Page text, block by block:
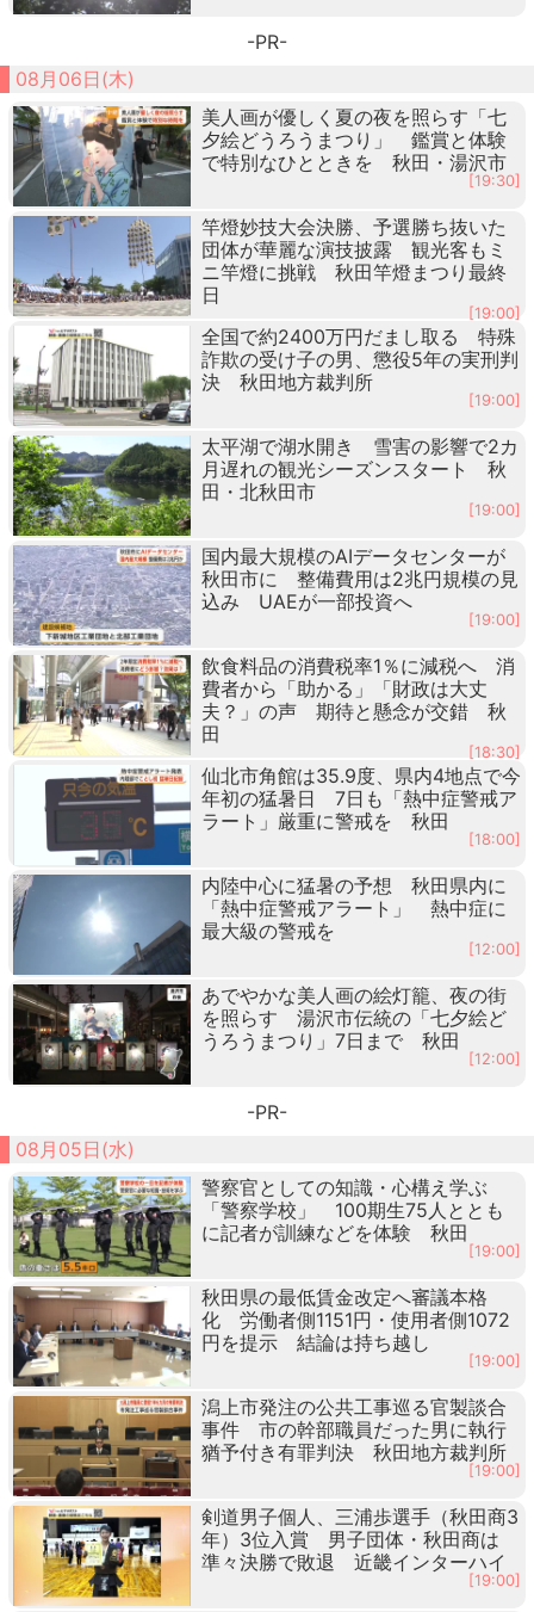
-PR-
08月06日(木)
美人画が優しく夏の夜を照らす「七
夕絵どうろうまつり」 鑑賞と体験
で特別なひとときを 秋田・湯沢市
[19:30]
竿燈妙技大会決勝、予選勝ち抜いた
団体が華麗な演技披露 観光客もミ
ニ竿燈に挑戦 秋田竿燈まつり最終
日
[19:00]
全国で約2400万円だまし取る 特殊
詐欺の受け子の男、懲役5年の実刑判
決 秋田地方裁判所
[19:00]
太平湖で湖水開き 雪害の影響で2カ
月遅れの観光シーズンスタート 秋
田・北秋田市
[19:00]
国内最大規模のAIデータセンターが
秋田市に 整備費用は2兆円規模の見
込み UAEが一部投資へ
[19:00]
飲食料品の消費税率1％に減税へ 消
費者から「助かる」「財政は大丈
夫？」の声 期待と懸念が交錯 秋
田
[18:30]
仙北市角館は35.9度、県内4地点で今
年初の猛暑日 7日も「熱中症警戒ア
ラート」厳重に警戒を 秋田
[18:00]
内陸中心に猛暑の予想 秋田県内に
「熱中症警戒アラート」 熱中症に
最大級の警戒を
[12:00]
あでやかな美人画の絵灯籠、夜の街
を照らす 湯沢市伝統の「七夕絵ど
うろうまつり」7日まで 秋田
[12:00]
-PR-
08月05日(水)
警察官としての知識・心構え学ぶ
「警察学校」 100期生75人ととも
に記者が訓練などを体験 秋田
[19:00]
秋田県の最低賃金改定へ審議本格
化 労働者側1151円・使用者側1072
円を提示 結論は持ち越し
[19:00]
潟上市発注の公共工事巡る官製談合
事件 市の幹部職員だった男に執行
猶予付き有罪判決 秋田地方裁判所
[19:00]
剣道男子個人、三浦歩選手（秋田商3
年）3位入賞 男子団体・秋田商は
準々決勝で敗退 近畿インターハイ
[19:00]